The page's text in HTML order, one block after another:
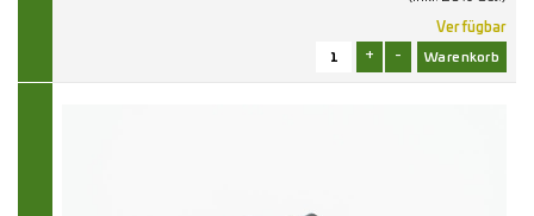
Verfügbar
+ -